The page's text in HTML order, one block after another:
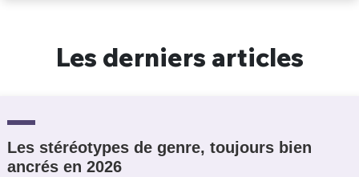
Les derniers articles
Les stéréotypes de genre, toujours bien
ancrés en 2026